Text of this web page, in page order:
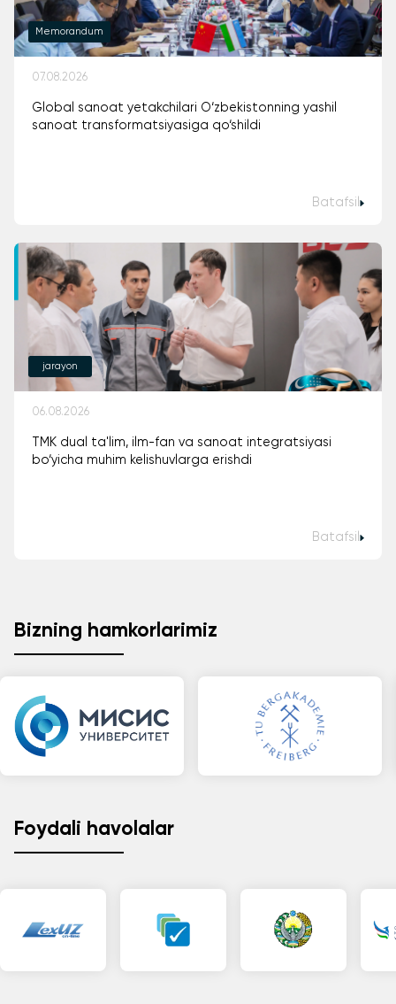
Memorandum
07.08.2026
Global sanoat yetakchilari O‘zbekistonning yashil
sanoat transformatsiyasiga qo‘shildi
Batafsil
jarayon
06.08.2026
TMK dual ta'lim, ilm-fan va sanoat integratsiyasi
bo‘yicha muhim kelishuvlarga erishdi
Batafsil
Bizning hamkorlarimiz
Foydali havolalar